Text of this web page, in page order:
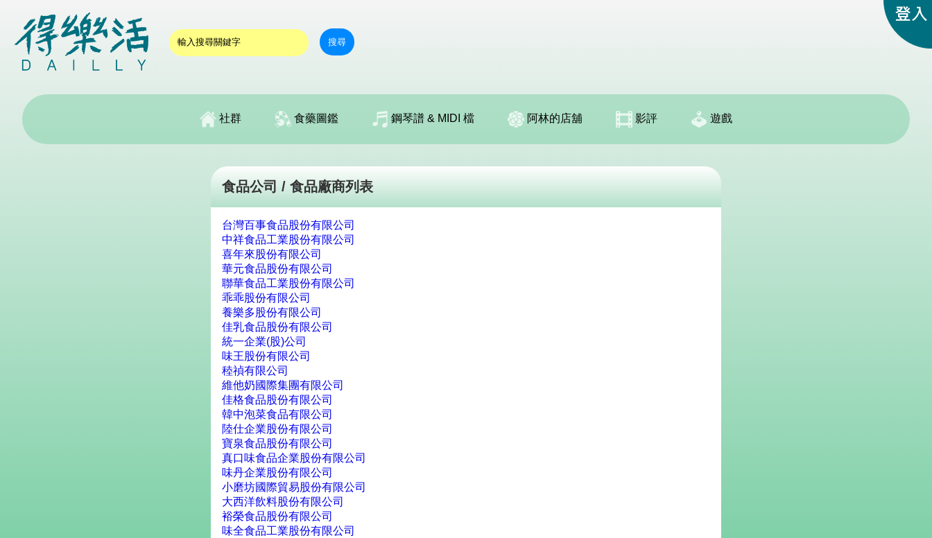
搜尋
社群 食藥圖鑑 鋼琴譜 & MIDI 檔 阿林的店舖 影評 遊戲
食品公司 / 食品廠商列表
台灣百事食品股份有限公司
中祥食品工業股份有限公司
喜年來股份有限公司
華元食品股份有限公司
聯華食品工業股份有限公司
乖乖股份有限公司
養樂多股份有限公司
佳乳食品股份有限公司
統一企業(股)公司
味王股份有限公司
稑禎有限公司
維他奶國際集團有限公司
佳格食品股份有限公司
韓中泡菜食品有限公司
陸仕企業股份有限公司
寶泉食品股份有限公司
真口味食品企業股份有限公司
味丹企業股份有限公司
小磨坊國際貿易股份有限公司
大西洋飲料股份有限公司
裕榮食品股份有限公司
味全食品工業股份有限公司